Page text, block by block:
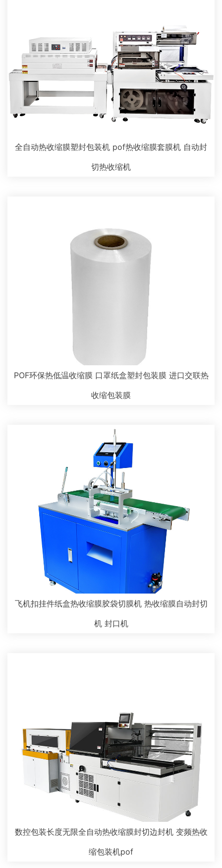
全自动热收缩膜塑封包装机 pof热收缩膜套膜机 自动封
切热收缩机
POF环保热低温收缩膜 口罩纸盒塑封包装膜 进口交联热
收缩包装膜
飞机扣挂件纸盒热收缩膜胶袋切膜机 热收缩膜自动封切
机 封口机
数控包装长度无限全自动热收缩膜封切边封机 变频热收
缩包装机pof